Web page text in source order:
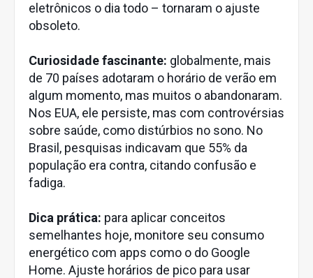
eletrônicos o dia todo – tornaram o ajuste
obsoleto.
Curiosidade fascinante: globalmente, mais
de 70 países adotaram o horário de verão em
algum momento, mas muitos o abandonaram.
Nos EUA, ele persiste, mas com controvérsias
sobre saúde, como distúrbios no sono. No
Brasil, pesquisas indicavam que 55% da
população era contra, citando confusão e
fadiga.
Dica prática: para aplicar conceitos
semelhantes hoje, monitore seu consumo
energético com apps como o do Google
Home. Ajuste horários de pico para usar